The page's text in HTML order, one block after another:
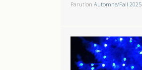
Parution Automne/Fall 2025